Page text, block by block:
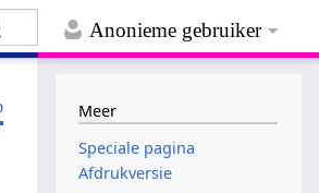
Anonieme gebruiker
Meer
Speciale pagina
Afdrukversie